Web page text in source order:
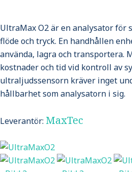
UltraMax O2 är en analysator för
flöde och tryck. En handhållen
använda, lagra och transportera.
kostnader och tid vid kontroll av
ultraljudssensorn kräver inget
hållbarhet som analysatorn i sig.
Leverantör: MaxTec